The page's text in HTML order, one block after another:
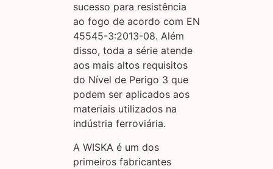
sucesso para resistência
ao fogo de acordo com EN
45545-3:2013-08. Além
disso, toda a série atende
aos mais altos requisitos
do Nível de Perigo 3 que
podem ser aplicados aos
materiais utilizados na
indústria ferroviária.
A WISKA é um dos
primeiros fabricantes